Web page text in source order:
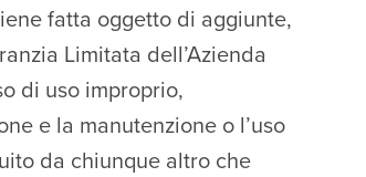
fatta oggetto di aggiunte,
Limitata dell’Azienda
di uso improprio,
e la manutenzione o l’uso
da chiunque altro che